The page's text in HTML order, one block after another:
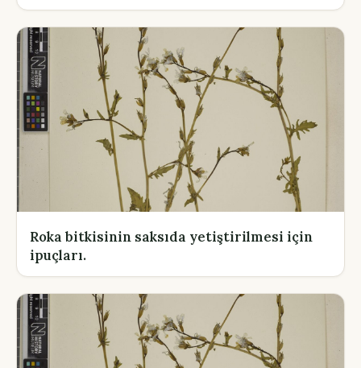
Roka bitkisinin saksıda yetiştirilmesi için
ipuçları.